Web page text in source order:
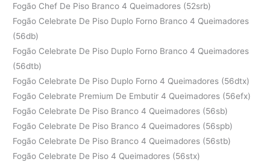
Fogão Chef De Piso Branco 4 Queimadores (52srb)
Fogão Celebrate De Piso Duplo Forno Branco 4 Queimadores
(56db)
Fogão Celebrate De Piso Duplo Forno Branco 4 Queimadores
(56dtb)
Fogão Celebrate De Piso Duplo Forno 4 Queimadores (56dtx)
Fogão Celebrate Premium De Embutir 4 Queimadores (56efx)
Fogão Celebrate De Piso Branco 4 Queimadores (56sb)
Fogão Celebrate De Piso Branco 4 Queimadores (56spb)
Fogão Celebrate De Piso Branco 4 Queimadores (56stb)
Fogão Celebrate De Piso 4 Queimadores (56stx)